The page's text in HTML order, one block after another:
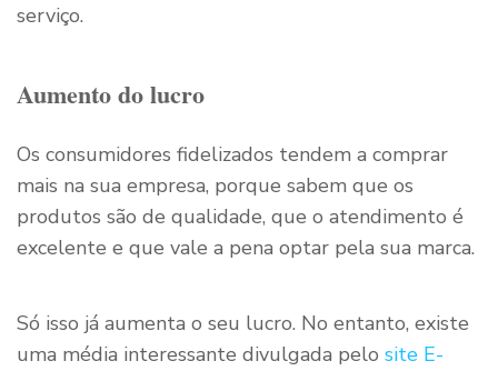
serviço.
Aumento do lucro
Os consumidores fidelizados tendem a comprar
mais na sua empresa, porque sabem que os
produtos são de qualidade, que o atendimento é
excelente e que vale a pena optar pela sua marca.
Só isso já aumenta o seu lucro. No entanto, existe
uma média interessante divulgada pelo site E-